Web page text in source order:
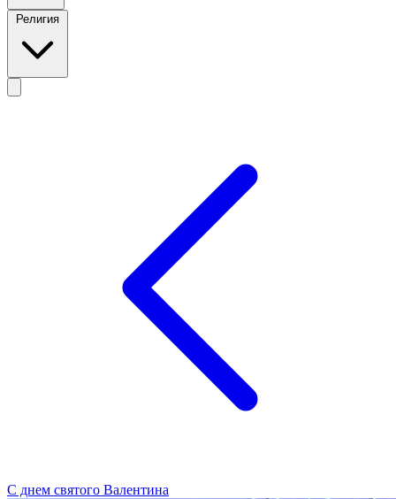
Религия
С днем святого Валентина